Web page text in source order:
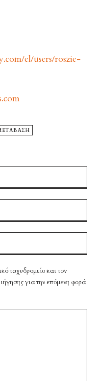
el/users/roszie-
ταχυδρομείο και τον
για την επόμενη φορά